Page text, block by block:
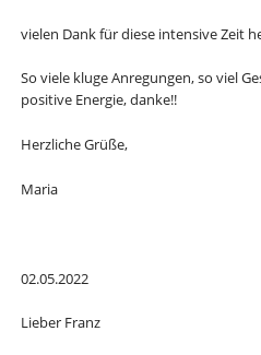
vielen Dank für diese intensive Zeit
So viele kluge Anregungen, so viel
positive Energie, danke!!
Herzliche Grüße,
Maria
02.05.2022
Lieber Franz